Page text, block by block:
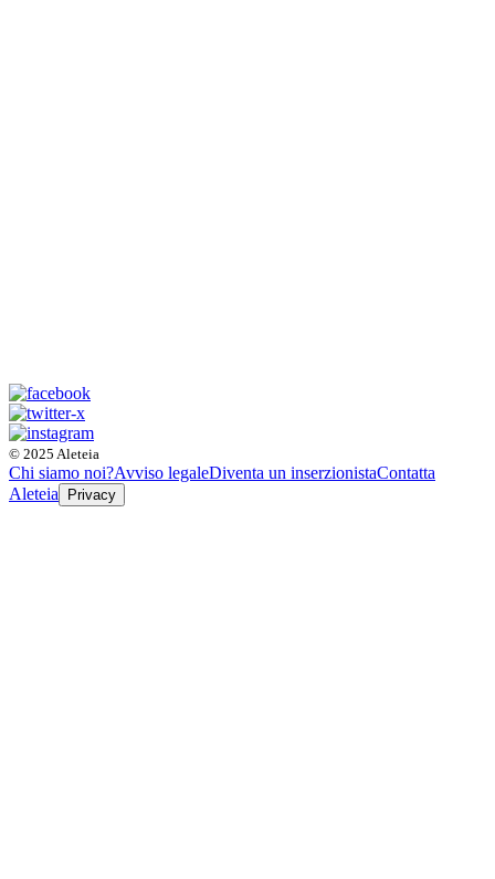
© 2025 Aleteia
Chi siamo noi?Avviso legaleDiventa un inserzionistaContatta
Aleteia
Privacy